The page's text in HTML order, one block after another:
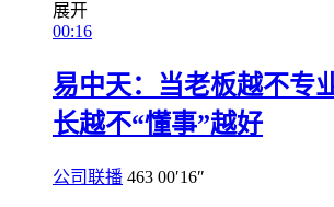
展开
00:16
易中天：当老板越不专
长越不“懂事”越好
公司联播 463 00′16″